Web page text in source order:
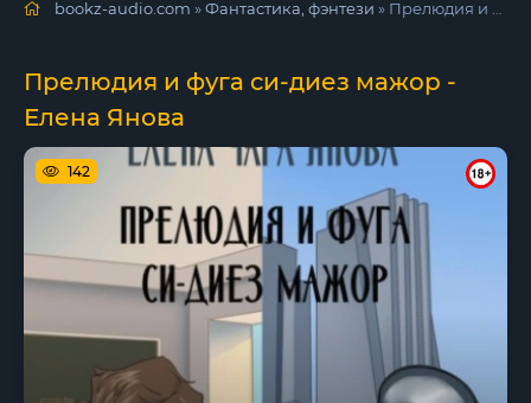
bookz-audio.com »Фантастика, фэнтези » Прелюдия и фуга си-диез мажор - Елена Янова
Прелюдия и фуга си-диез мажор -
Елена Янова
142